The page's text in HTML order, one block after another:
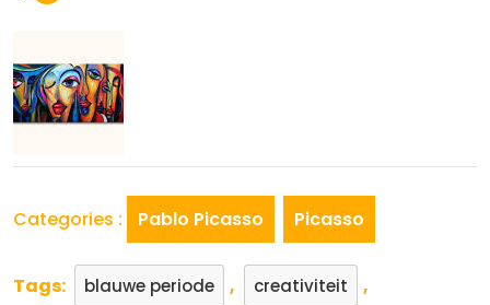
Categories : Pablo Picasso Picasso
Tags: blauwe periode , creativiteit ,